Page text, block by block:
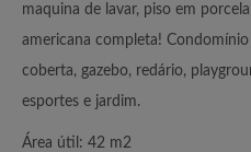
maquina de lavar, piso em
americana completa!
coberta, gazebo, redário,
esportes e jardim.
Área útil: 42 m2